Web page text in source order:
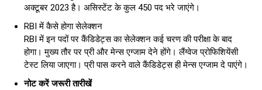
अक्टूबर 2023 है। असिस्टेंट के कुल 450 पद भरे जाएंगे।
RBI में कैसे होगा सेलेक्शन
RBI में इन पदों पर कैंडिडेट्स का सेलेक्शन कई चरण की परीक्षा के बाद
होगा। मुख्य तौर पर प्री और मेन्स एग्जाम देने होंगे। लैंग्वेज प्रोफिशियेंसी
टेस्ट लिया जाएगा। प्री पास करने वाले कैंडिडेट्स ही मेन्स एग्जाम दे पाएंगे।
नोट करें जरूरी तारीखें